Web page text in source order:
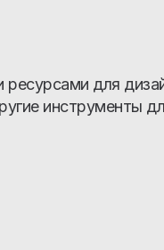
ресурсами для
инструменты